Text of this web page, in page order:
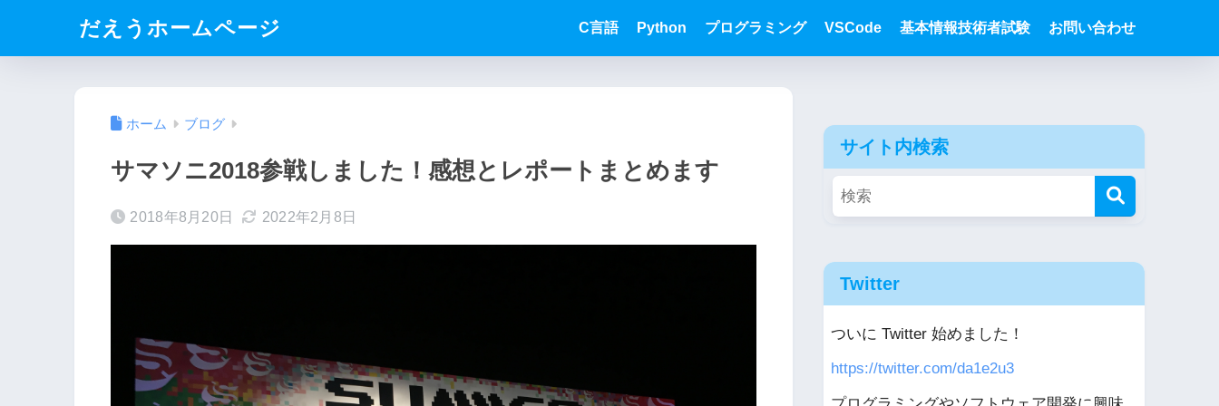
だえうホームページ C言語 Python プログラミング VSCode 基本情報技術者試験 お問い合わせ
ホーム ブログ
サマソニ2018参戦しました！感想とレポートまとめます
2018年8月20日 2022年2月8日
サイト内検索
Twitter
ついに Twitter 始めました！
https://twitter.com/da1e2u3